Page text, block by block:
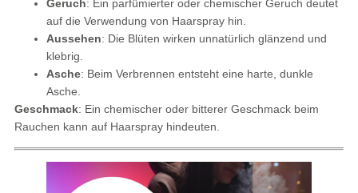
Geruch: Ein parfümierter oder chemischer Geruch deutet
auf die Verwendung von Haarspray hin.
Aussehen: Die Blüten wirken unnatürlich glänzend und
klebrig.
Asche: Beim Verbrennen entsteht eine harte, dunkle
Asche.
Geschmack: Ein chemischer oder bitterer Geschmack beim
Rauchen kann auf Haarspray hindeuten.